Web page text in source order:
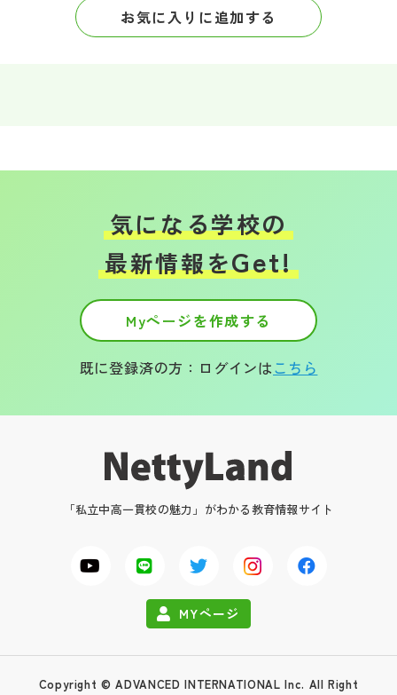
お気に入りに追加する
気になる学校の
最新情報をGet!
Myページを作成する
既に登録済の方：ログインはこちら
「私立中高一貫校の魅力」がわかる教育情報サイト
MYページ
Copyright © ADVANCED INTERNATIONAL Inc. All Right